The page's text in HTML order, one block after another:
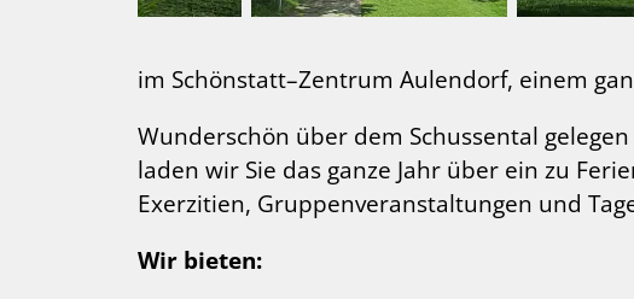
im Schönstatt–Zentrum Aulendorf, einem
Wunderschön über dem Schussental
laden wir Sie das ganze Jahr über ein zu
Exerzitien, Gruppenveranstaltungen und
Wir bieten: